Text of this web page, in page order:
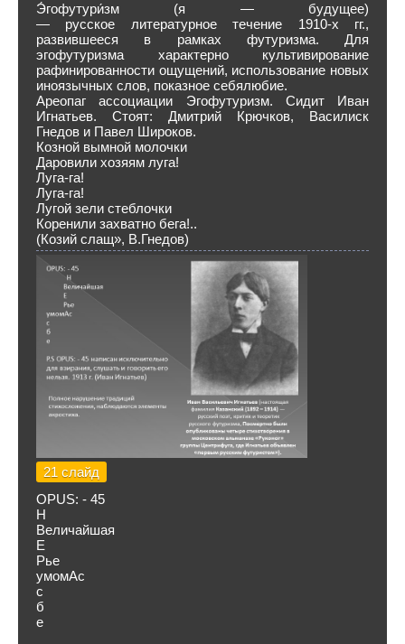
Э́гофутури́зм (я — будущее)
— русское литературное течение 1910-х гг.,
развившееся в рамках футуризма. Для
эгофутуризма характерно культивирование
рафинированности ощущений, использование новых
иноязычных слов, показное себялюбие.
Ареопаг ассоциации Эгофутуризм. Сидит Иван
Игнатьев. Стоят: Дмитрий Крючков, Василиск
Гнедов и Павел Широков.
Козной вымной молочки
Даровили хозяям луга!
Луга-га!
Луга-га!
Лугой зели стеблочки
Коренили захватно бега!..
(Козий слащ», В.Гнедов)
21 слайд
OPUS: - 45
Н
Величайшая
Е
Рье
умомАс
с
б
е